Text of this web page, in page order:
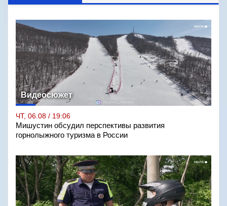
Видеосюжет
ЧТ, 06.08 / 19:06
Мишустин обсудил перспективы развития
горнолыжного туризма в России